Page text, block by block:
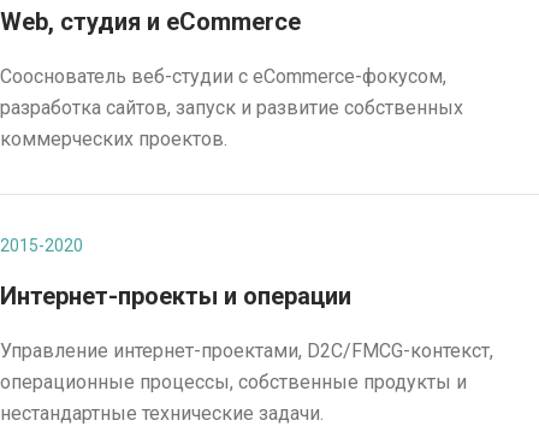
Web, студия и eCommerce
Сооснователь веб-студии с eCommerce-фокусом,
разработка сайтов, запуск и развитие собственных
коммерческих проектов.
2015-2020
Интернет-проекты и операции
Управление интернет-проектами, D2C/FMCG-контекст,
операционные процессы, собственные продукты и
нестандартные технические задачи.